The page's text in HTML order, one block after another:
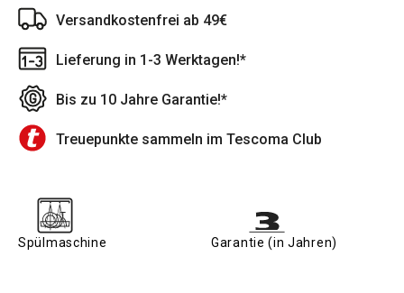
Versandkostenfrei ab 49€
Lieferung in 1-3 Werktagen!*
Bis zu 10 Jahre Garantie!*
Treuepunkte sammeln im Tescoma Club
Spülmaschine Garantie (in Jahren)